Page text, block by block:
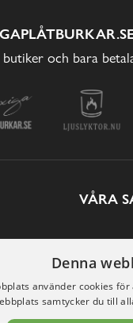
och bara
VÅRA
Denna
använder cookies
samtycker du till